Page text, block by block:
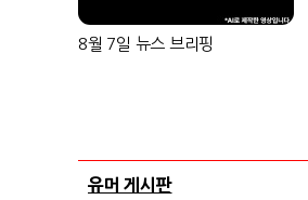
8월 7일 뉴스 브리핑
유머 게시판